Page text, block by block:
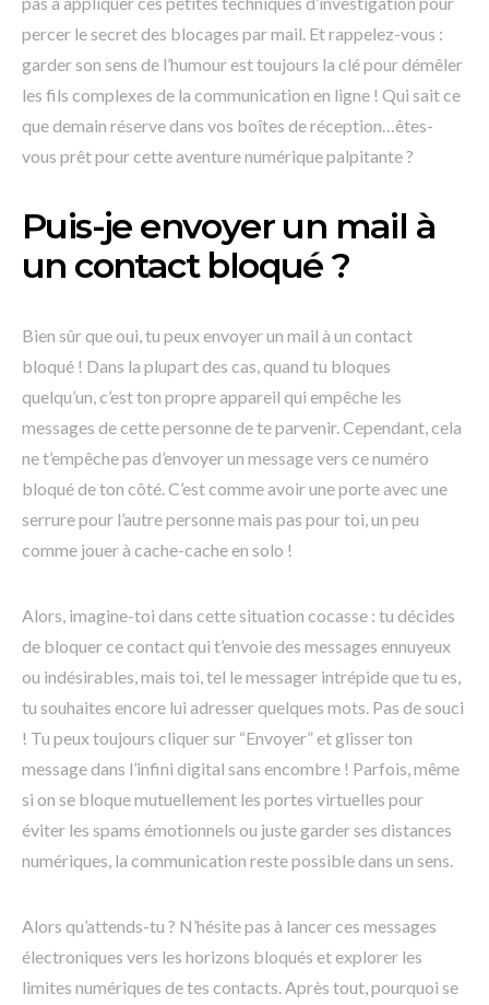
percer le secret des blocages par mail. Et rappelez-vous :
garder son sens de l’humour est toujours la clé pour démêler
les fils complexes de la communication en ligne ! Qui sait ce
que demain réserve dans vos boîtes de réception…êtes-
vous prêt pour cette aventure numérique palpitante ?
Puis-je envoyer un mail à
un contact bloqué ?
Bien sûr que oui, tu peux envoyer un mail à un contact
bloqué ! Dans la plupart des cas, quand tu bloques
quelqu’un, c’est ton propre appareil qui empêche les
messages de cette personne de te parvenir. Cependant, cela
ne t’empêche pas d’envoyer un message vers ce numéro
bloqué de ton côté. C’est comme avoir une porte avec une
serrure pour l’autre personne mais pas pour toi, un peu
comme jouer à cache-cache en solo !
Alors, imagine-toi dans cette situation cocasse : tu décides
de bloquer ce contact qui t’envoie des messages ennuyeux
ou indésirables, mais toi, tel le messager intrépide que tu es,
tu souhaites encore lui adresser quelques mots. Pas de souci
! Tu peux toujours cliquer sur “Envoyer” et glisser ton
message dans l’infini digital sans encombre ! Parfois, même
si on se bloque mutuellement les portes virtuelles pour
éviter les spams émotionnels ou juste garder ses distances
numériques, la communication reste possible dans un sens.
Alors qu’attends-tu ? N’hésite pas à lancer ces messages
électroniques vers les horizons bloqués et explorer les
limites numériques de tes contacts. Après tout, pourquoi se